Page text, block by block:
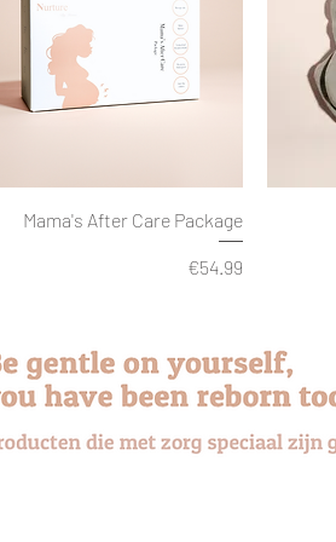
Mama's After Care Package
Price
€54.99